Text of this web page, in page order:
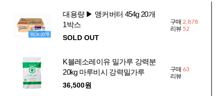
대용량 ▶ 앵커버터 454g 20개
1박스
SOLD OUT
구매 2,878
리뷰 52
K블레소레이유 밀가루 강력분
20kg 마루비시 강력밀가루
36,500원
구매 63
리뷰